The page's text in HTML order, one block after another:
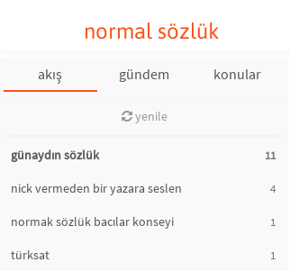
normal sözlük
akış gündem konular
yenile
günaydın sözlük 11
nick vermeden bir yazara seslen 4
normak sözlük bacılar konseyi 1
türksat 1